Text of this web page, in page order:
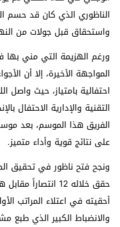
الناظوري الذي كان قد حسم
واستحقاق قبل جولات من
ورغم الهزيمة التي مني
المواجهة الأخيرة، إلا أن
احتفالية بامتياز، حيث واصل
التقنية والإدارية الاحتفال
الفريق هذا الموسم، بعد
على نتائج قوية وأداء متميز.
ونجح فتح ناظور في تحقيق
حقق خلاله 12
أحقيته في اعتلاء المراتب
والانضباط الكبير الذي طبع